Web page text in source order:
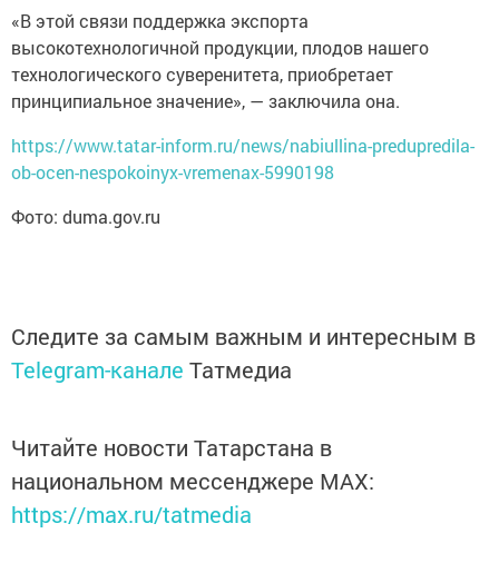
«В этой связи поддержка экспорта
высокотехнологичной продукции, плодов нашего
технологического суверенитета, приобретает
принципиальное значение», — заключила она.
https://www.tatar-inform.ru/news/nabiullina-predupredila-
ob-ocen-nespokoinyx-vremenax-5990198
Фото: duma.gov.ru
Следите за самым важным и интересным в
Telegram-канале Татмедиа
Читайте новости Татарстана в
национальном мессенджере MАХ:
https://max.ru/tatmedia